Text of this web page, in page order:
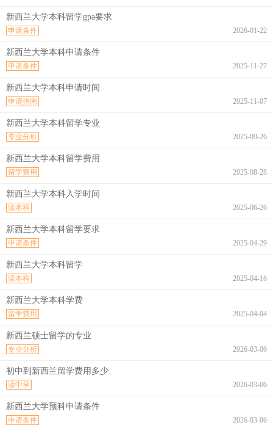
新西兰大学本科留学gpa要求
2026-01-22
申请条件
新西兰大学本科申请条件
2025-11-27
申请条件
新西兰大学本科申请时间
2025-11-07
申请指南
新西兰大学本科留学专业
2025-09-26
专业分析
新西兰大学本科留学费用
2025-08-28
留学费用
新西兰大学本科入学时间
2025-06-26
读本科
新西兰大学本科留学要求
2025-04-29
申请条件
新西兰大学本科留学
2025-04-16
读本科
新西兰大学本科学费
2025-04-04
留学费用
新西兰硕士留学的专业
2026-03-06
专业分析
初中到新西兰留学费用多少
2026-03-06
读中学
新西兰大学预科申请条件
2026-03-06
申请条件